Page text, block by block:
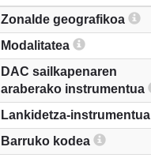
Zonalde geografikoa
Modalitatea
DAC sailkapenaren
araberako instrumentua
Lankidetza-instrumentua
Barruko kodea